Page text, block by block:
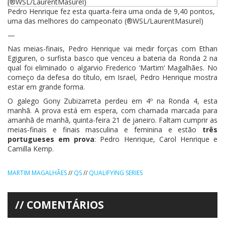
Pedro Henrique fez esta quarta-feira uma onda de 9,40 pontos,
uma das melhores do campeonato (®WSL/LaurentMasurel)
—
Nas meias-finais, Pedro Henrique vai medir forças com Ethan
Egiguren, o surfista basco que venceu a bateria da Ronda 2 na
qual foi eliminado o algarvio Frederico ‘Martim’ Magalhães. No
começo da defesa do título, em Israel, Pedro Henrique mostra
estar em grande forma.
O galego Gony Zubizarreta perdeu em 4º na Ronda 4, esta
manhã. A prova está em espera, com chamada marcada para
amanhã de manhã, quinta-feira 21 de janeiro. Faltam cumprir as
meias-finais e finais masculina e feminina e estão três
portugueses em prova: Pedro Henrique, Carol Henrique e
Camilla Kemp.
MARTIM MAGALHÃES// QS// QUALIFYING SERIES
COMENTÁRIOS